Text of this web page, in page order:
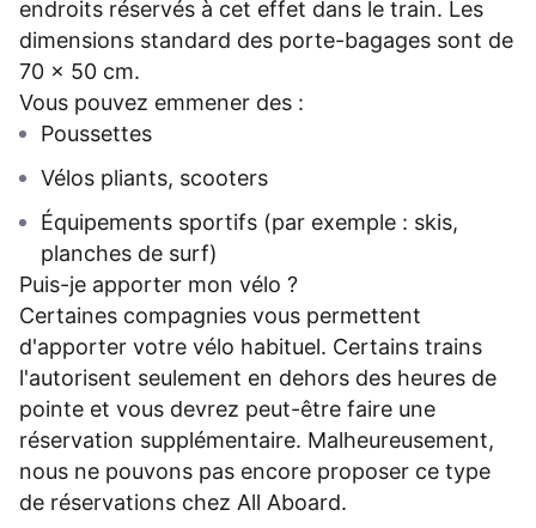
endroits réservés à cet effet dans le train. Les
dimensions standard des porte-bagages sont de
70 x 50 cm.
Vous pouvez emmener des :
Poussettes
Vélos pliants, scooters
Équipements sportifs (par exemple : skis,
planches de surf)
Puis-je apporter mon vélo ?
Certaines compagnies vous permettent
d'apporter votre vélo habituel. Certains trains
l'autorisent seulement en dehors des heures de
pointe et vous devrez peut-être faire une
réservation supplémentaire. Malheureusement,
nous ne pouvons pas encore proposer ce type
de réservations chez All Aboard.